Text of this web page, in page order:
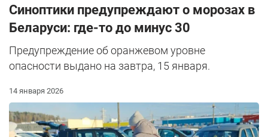
Синоптики предупреждают о морозах в
Беларуси: где-то до минус 30
Предупреждение об оранжевом уровне
опасности выдано на завтра, 15 января.
14 января 2026